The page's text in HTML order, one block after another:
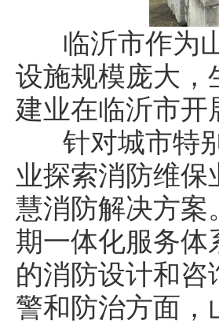
临沂市作为山
设施规模庞大，
建业在临沂市
针对城市特别
业探索消防维保
慧消防解决方
期一体化服务体
的消防设计和
警和防治方面，